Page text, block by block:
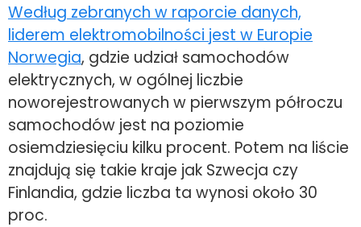
Według zebranych w raporcie danych,
liderem elektromobilności jest w Europie
Norwegia, gdzie udział samochodów
elektrycznych, w ogólnej liczbie
noworejestrowanych w pierwszym półroczu
samochodów jest na poziomie
osiemdziesięciu kilku procent. Potem na liście
znajdują się takie kraje jak Szwecja czy
Finlandia, gdzie liczba ta wynosi około 30
proc.